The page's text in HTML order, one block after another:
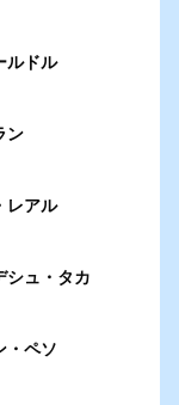
ルドル
ン
レアル
シュ・タカ
・ペソ